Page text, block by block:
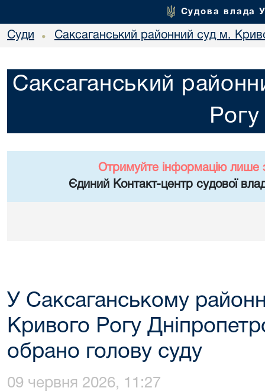
Судова влада
Суди • Саксаганський районний суд м.
Саксаганський
Рогу
Отримуйте інформацію лише
Єдиний Контакт-центр судової
У Саксаганському
Кривого Рогу
обрано голову суду
09 червня 2026, 11:27